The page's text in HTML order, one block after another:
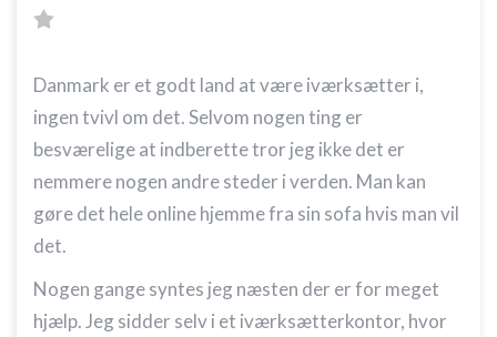
Danmark er et godt land at være iværksætter i,
ingen tvivl om det. Selvom nogen ting er
besværelige at indberette tror jeg ikke det er
nemmere nogen andre steder i verden. Man kan
gøre det hele online hjemme fra sin sofa hvis man vil
det.
Nogen gange syntes jeg næsten der er for meget
hjælp. Jeg sidder selv i et iværksætterkontor, hvor